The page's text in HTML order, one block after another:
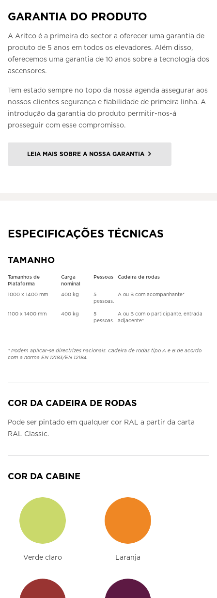
GARANTIA DO PRODUTO
A Aritco é a primeira do sector a oferecer uma garantia de
produto de 5 anos em todos os elevadores. Além disso,
oferecemos uma garantia de 10 anos sobre a tecnologia dos
ascensores.
Tem estado sempre no topo da nossa agenda assegurar aos
nossos clientes segurança e fiabilidade de primeira linha. A
introdução da garantia do produto permitir-nos-á
prosseguir com esse compromisso.
LEIA MAIS SOBRE A NOSSA GARANTIA
ESPECIFICAÇÕES TÉCNICAS
TAMANHO
Tamanhos de
Plataforma
1000 x 1400 mm
1100 x 1400 mm
Carga
nominal
400 kg
400 kg
Pessoas
5
pessoas.
5
pessoas.
Cadeira de rodas
A ou B com acompanhante*
A ou B com o participante, entrada
adjacente*
* Podem aplicar-se directrizes nacionais. Cadeira de rodas tipo A e B de acordo
com a norma EN 12183/EN 12184.
COR DA CADEIRA DE RODAS
Pode ser pintado em qualquer cor RAL a partir da carta
RAL Classic.
COR DA CABINE
Verde claro Laranja